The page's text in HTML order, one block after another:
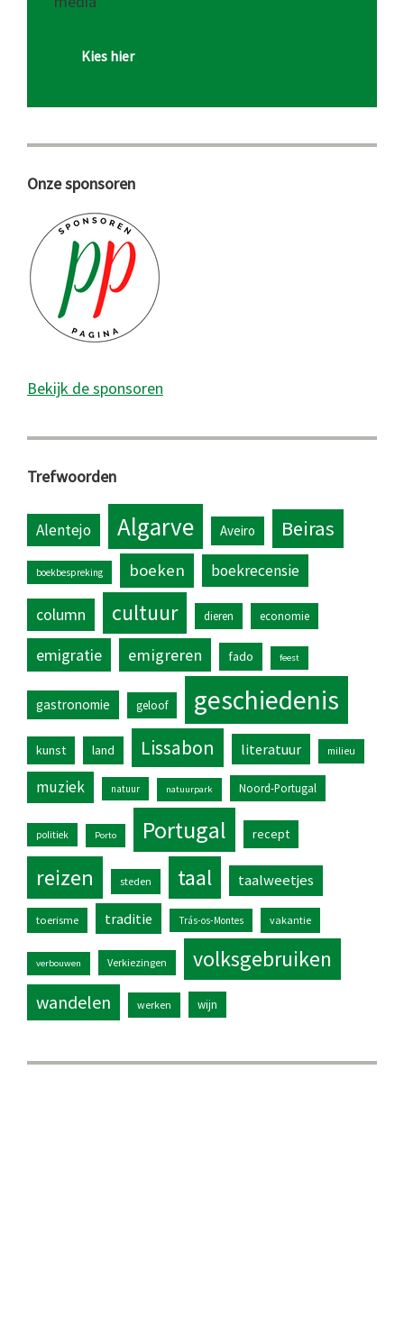
Kies hier
Onze sponsoren
Bekijk de sponsoren
Trefwoorden
Alentejo Algarve Aveiro Beiras
boekbespreking boeken boekrecensie
column cultuur dieren economie
emigratie emigreren fado feest
gastronomie geloof geschiedenis
kunst land Lissabon literatuur milieu
muziek natuur natuurpark Noord-Portugal
politiek Porto Portugal recept
reizen steden taal taalweetjes
toerisme traditie Trás-os-Montes vakantie
verbouwen Verkiezingen volksgebruiken
wandelen werken wijn